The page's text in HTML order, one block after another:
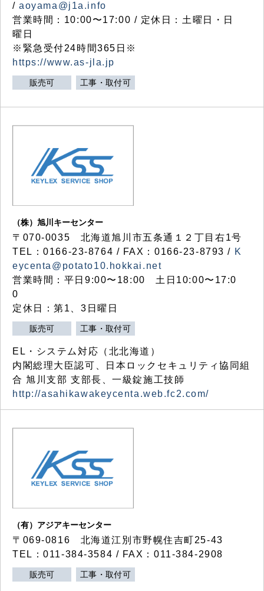
/aoyama@j1a.info
営業時間：10:00〜17:00 / 定休日：土曜日・日
曜日
※緊急受付24時間365日※
https://www.as-jla.jp
販売可 工事・取付可
（株）旭川キーセンター
〒070-0035 北海道旭川市五条通１２丁目右1号
TEL：0166-23-8764 / FAX：0166-23-8793 / K
eycenta@potato10.hokkai.net
営業時間：平日9:00〜18:00 土日10:00〜17:0
0
定休日：第1、3日曜日
販売可 工事・取付可
EL・システム対応（北北海道）
内閣総理大臣認可、日本ロックセキュリティ協同組
合 旭川支部 支部長、一級錠施工技師
http://asahikawakeycenta.web.fc2.com/
（有）アジアキーセンター
〒069-0816 北海道江別市野幌住吉町25-43
TEL：011-384-3584 / FAX：011-384-2908
販売可 工事・取付可